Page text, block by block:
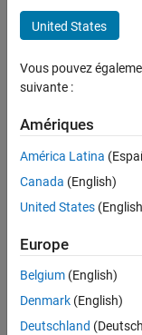
FILTRER PAR
Stages
Ventes pour
Ventes internes
Actuellement,
aucune
offre
d'emploi
à vos
critères
de
recherche.
United States
Vous pouvez
suivante :
Amériques
América Latina
Canada (English)
United States
Europe
Belgium (English)
Denmark (English)
Deutschland